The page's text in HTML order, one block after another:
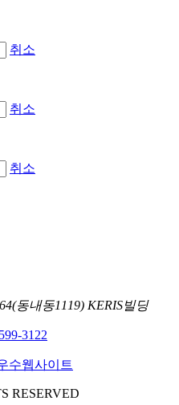
취소
취소
취소
동내동1119) KERIS빌딩
3122
RESERVED